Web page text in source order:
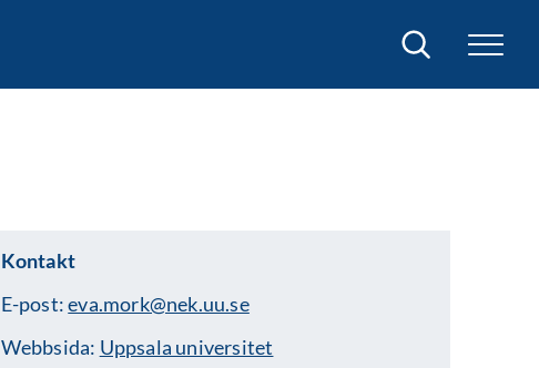
Sök
Kontakt
E-post:eva.mork@nek.uu.se
Webbsida: Uppsala universitet